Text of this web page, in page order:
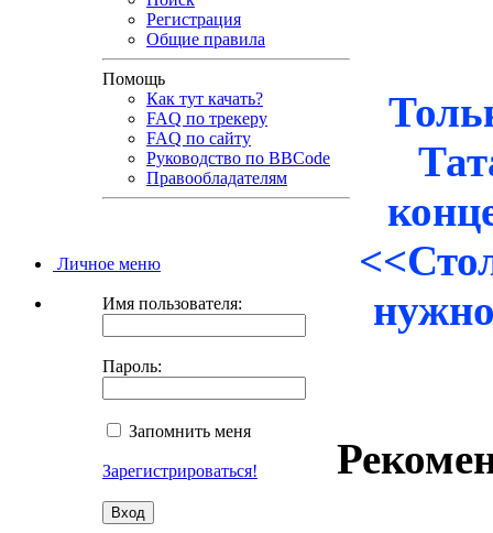
Регистрация
Общие правила
Помощь
Как тут качать?
FAQ по трекеру
FAQ по сайту
Руководство по BBCode
Правообладателям
Личное меню
Имя пользователя:
Пароль:
Запомнить меня
Зарегистрироваться!